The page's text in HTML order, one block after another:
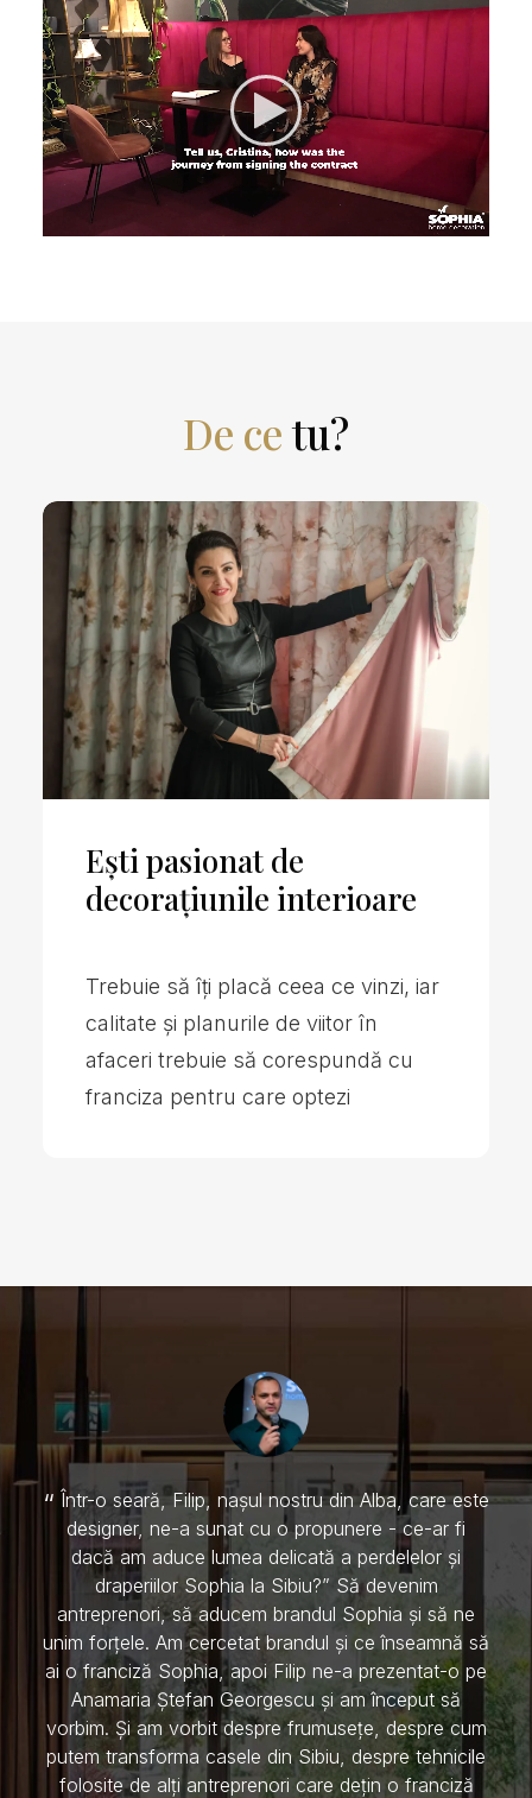
De cetu?
Ai disponibilitate și
plăcere pentru a te
francizei tale
Cei mai de succes francizați Sophia
sunt cei care își gestionează singuri
afacerea
Într-o seară, Filip, nașul nostru din Alba, care este
designer, ne-a sunat cu o propunere - ce-ar fi
dacă am aduce lumea delicată a perdelelor și
draperiilor Sophia la Sibiu?” Să devenim
antreprenori, să aducem brandul Sophia și să ne
unim forțele. Am cercetat brandul și ce înseamnă să
ai o franciză Sophia, apoi Filip ne-a prezentat-o pe
Anamaria Ștefan Georgescu și am început să
vorbim. Și am vorbit despre frumusețe, despre cum
putem transforma casele din Sibiu, despre tehnicile
folosite de alți antreprenori care dețin o franciză